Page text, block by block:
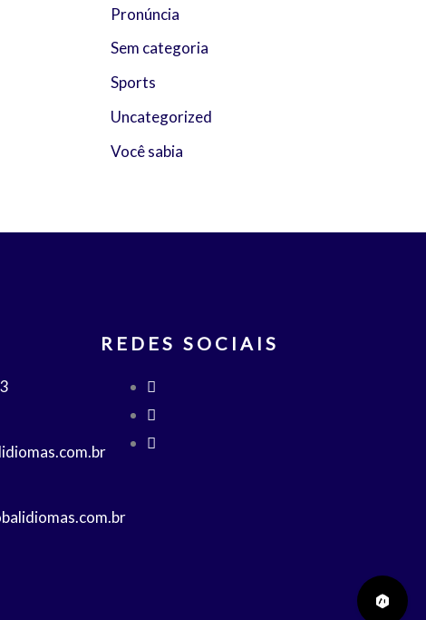
Pronúncia
Sem categoria
Sports
Uncategorized
Você sabia
REDES SOCIAIS